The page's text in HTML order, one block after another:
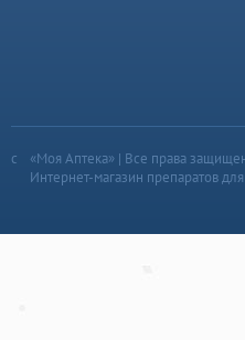
«Моя Аптека» | Все права
Интернет-магазин препаратов